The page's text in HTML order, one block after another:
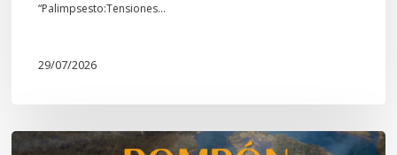
“Palimpsesto:Tensiones…
29/07/2026
Estreno